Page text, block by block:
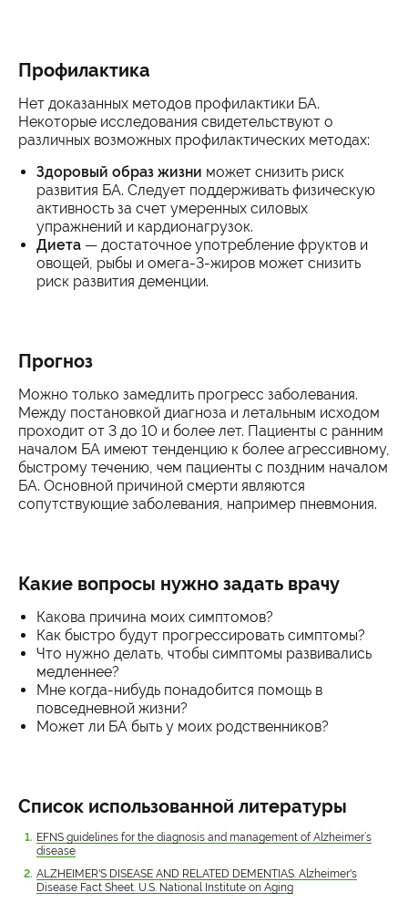
Профилактика
Нет доказанных методов профилактики БА.
Некоторые исследования свидетельствуют о
различных возможных профилактических методах:
Здоровый образ жизни может снизить риск
развития БА. Следует поддерживать физическую
активность за счет умеренных силовых
упражнений и кардионагрузок.
Диета — достаточное употребление фруктов и
овощей, рыбы и омега-3-жиров может снизить
риск развития деменции.
Прогноз
Можно только замедлить прогресс заболевания.
Между постановкой диагноза и летальным исходом
проходит от 3 до 10 и более лет. Пациенты с ранним
началом БА имеют тенденцию к более агрессивному,
быстрому течению, чем пациенты с поздним началом
БА. Основной причиной смерти являются
сопутствующие заболевания, например пневмония.
Какие вопросы нужно задать врачу
Какова причина моих симптомов?
Как быстро будут прогрессировать симптомы?
Что нужно делать, чтобы симптомы развивались
медленнее?
Мне когда-нибудь понадобится помощь в
повседневной жизни?
Может ли БА быть у моих родственников?
Список использованной литературы
EFNS guidelines for the diagnosis and management of Alzheimer’s
disease
ALZHEIMER'S DISEASE AND RELATED DEMENTIAS. Alzheimer's
Disease Fact Sheet. U.S. National Institute on Aging